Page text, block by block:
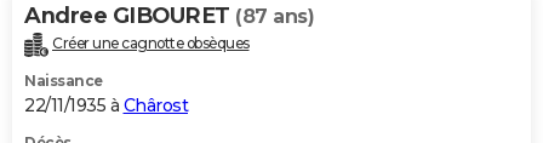
Andree GIBOURET (87 ans)
Créer une cagnotte obsèques
Naissance
22/11/1935 à Chârost